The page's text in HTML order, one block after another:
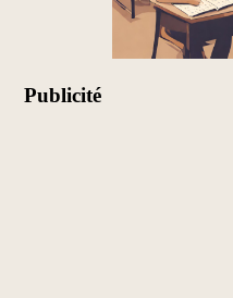
Publicité